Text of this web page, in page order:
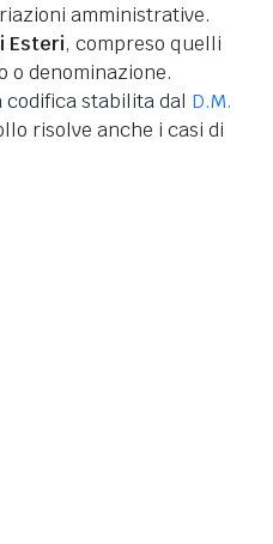
amministrative.
Esteri, compreso quelli
o denominazione.
codifica stabilita dal D.M.
risolve anche i casi di